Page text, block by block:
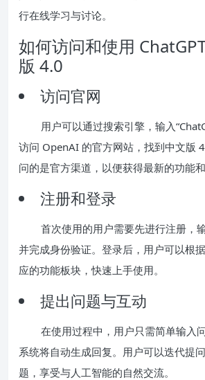
行在线学习与讨论。
如何访问和使用
版 4.0
访问官网
用户可以通过搜索引擎，输入
访问 OpenAI 的官方网站，找到中文版
问的是官方渠道，以便获得最新的功能和
注册和登录
首次使用的用户需要先进行注册，
并完成身份验证。登录后，用户可以根
应的功能板块，快速上手使用。
提出问题与互动
在使用过程中，用户只需简单输入
系统将自动生成回复。用户可以迭代提
题，享受与人工智能的自然交流。